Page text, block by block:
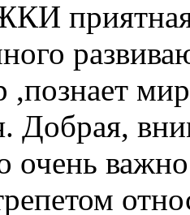
приятная
,познает
Добрая,
очень